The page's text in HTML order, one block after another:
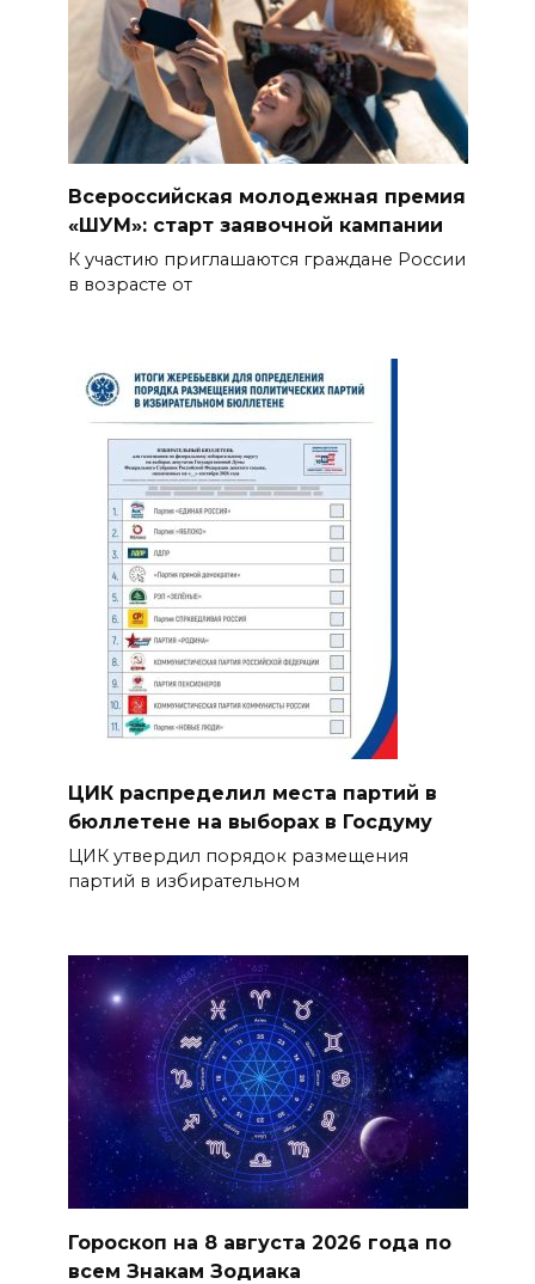
Всероссийская молодежная премия
«ШУМ»: старт заявочной кампании
К участию приглашаются граждане России
в возрасте от
ЦИК распределил места партий в
бюллетене на выборах в Госдуму
ЦИК утвердил порядок размещения
партий в избирательном
Гороскоп на 8 августа 2026 года по
всем Знакам Зодиака